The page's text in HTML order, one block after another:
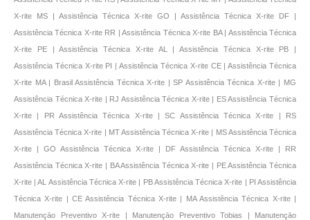
X-rite MS | Assistência Técnica X-rite GO | Assistência Técnica X-rite DF |
Assistência Técnica X-rite RR | Assistência Técnica X-rite BA | Assistência Técnica
X-rite PE | Assistência Técnica X-rite AL | Assistência Técnica X-rite PB |
Assistência Técnica X-rite PI | Assistência Técnica X-rite CE | Assistência Técnica
X-rite MA | Brasil Assistência Técnica X-rite | SP Assistência Técnica X-rite | MG
Assistência Técnica X-rite | RJ Assistência Técnica X-rite | ES Assistência Técnica
X-rite | PR Assistência Técnica X-rite | SC Assistência Técnica X-rite | RS
Assistência Técnica X-rite | MT Assistência Técnica X-rite | MS Assistência Técnica
X-rite | GO Assistência Técnica X-rite | DF Assistência Técnica X-rite | RR
Assistência Técnica X-rite | BA Assistência Técnica X-rite | PE Assistência Técnica
X-rite | AL Assistência Técnica X-rite | PB Assistência Técnica X-rite | PI Assistência
Técnica X-rite | CE Assistência Técnica X-rite | MA Assistência Técnica X-rite |
Manutençāo Preventivo X-rite | Manutençāo Preventivo Tobias | Manutençāo